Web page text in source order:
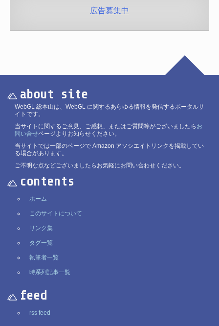
広告募集中
about site
WebGL 総本山は、WebGL に関するあらゆる情報を発信するポータルサ
イトです。
当サイトに関するご意見、ご感想、またはご質問等がございましたら お
問い合せページよりお知らせください。
当サイトでは一部のページで Amazon アソシエイトリンクを掲載してい
る場合があります。
ご不明な点などございましたらお気軽にお問い合わせください。
contents
ホーム
このサイトについて
リンク集
タグ一覧
執筆者一覧
時系列記事一覧
feed
rss feed